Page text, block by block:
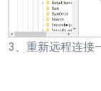
3、重新远程连接